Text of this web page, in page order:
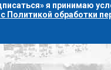
я принимаю
с Политикой обработки